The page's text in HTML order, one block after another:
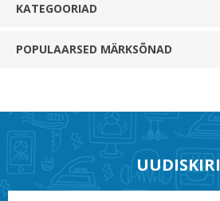
KATEGOORIAD
POPULAARSED MÄRKSÕNAD
UUDISKIRI